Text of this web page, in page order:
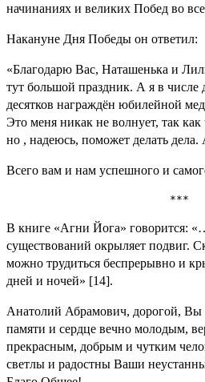
начинаниях и великих Побед во
Накануне Дня Победы он ответил:
«Благодарю Вас, Наташенька и
тут большой праздник. А я в числе
десятков награждён юбилейной
Это меня никак не волнует, так
но , надеюсь, поможет делать
Всего вам и нам успешного и
***
В книге «Агни Йога» говорится:
существований окрыляет подвиг.
можно трудиться беспрерывно и
дней и ночей» [14].
Анатолий Абрамович, дорогой, Вы
памяти и сердце вечно молодым,
прекрасным, добрым и чутким
светлы и радостны Ваши